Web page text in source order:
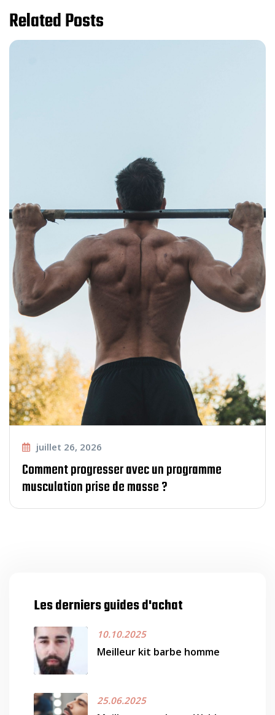
Related Posts
juillet 26, 2026
Comment progresser avec un programme
musculation prise de masse ?
Les derniers guides d'achat
10.10.2025
Meilleur kit barbe homme
25.06.2025